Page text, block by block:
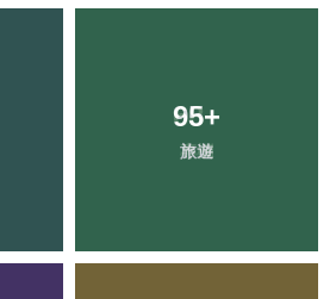
95+
旅遊